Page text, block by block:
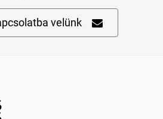
velünk